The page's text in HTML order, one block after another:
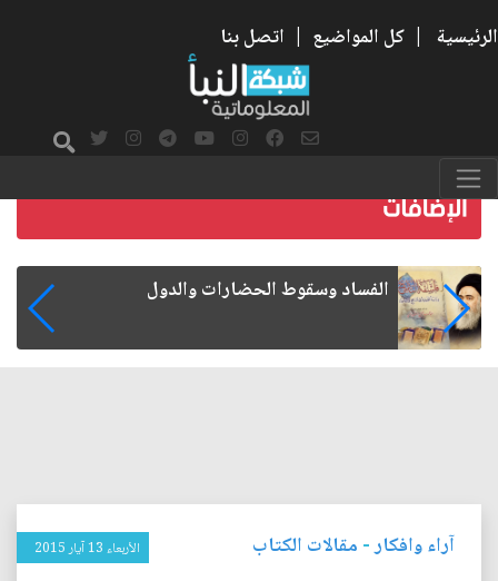
الرئيسية | كل المواضيع | اتصل بنا
رواتب الموظفين على صفيح ساخن
آراء وافكار- مقالات الكتاب الأربعاء 13 آيار 2015